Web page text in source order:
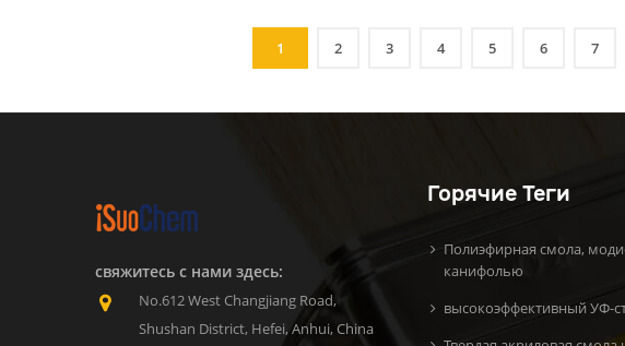
1 2 3 4 5 6 7
свяжитесь с нами здесь:
No.612 West Changjiang Road,
Shushan District, Hefei, Anhui, China
Горячие Теги
Полиэфирная смола,
канифолью
высокоэффективный УФ-